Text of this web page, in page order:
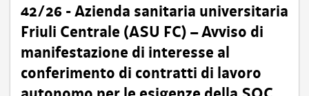
42/26 - Azienda sanitaria universitaria
Friuli Centrale (ASU FC) – Avviso di
manifestazione di interesse al
conferimento di contratti di lavoro